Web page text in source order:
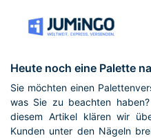
Heute noch eine Palette
Sie möchten einen
was Sie zu beachten
diesem Artikel klären wir
Kunden unter den Nägeln